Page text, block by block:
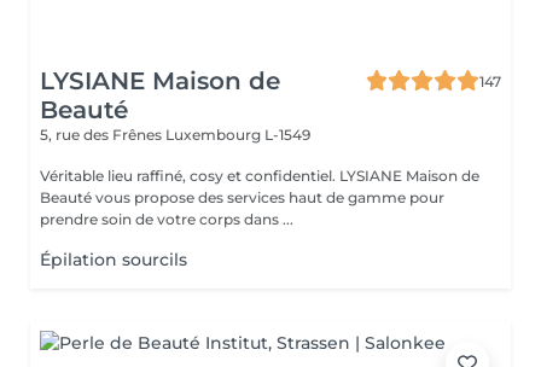
LYSIANE Maison de
Beauté
147
5, rue des Frênes Luxembourg L-1549
Véritable lieu raffiné, cosy et confidentiel. LYSIANE Maison de
Beauté vous propose des services haut de gamme pour
prendre soin de votre corps dans ...
Épilation sourcils